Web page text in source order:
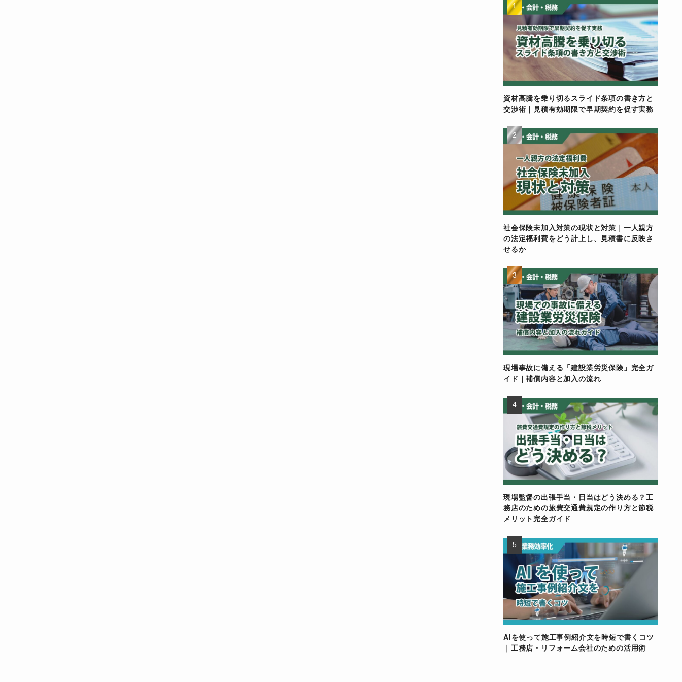
資材高騰を乗り切るスライド条項の書き方と
交渉術｜見積有効期限で早期契約を促す実務
社会保険未加入対策の現状と対策｜一人親方
の法定福利費をどう計上し、見積書に反映さ
せるか
現場事故に備える「建設業労災保険」完全ガ
イド｜補償内容と加入の流れ
現場監督の出張手当・日当はどう決める？工
務店のための旅費交通費規定の作り方と節税
メリット完全ガイド
AIを使って施工事例紹介文を時短で書くコツ
｜工務店・リフォーム会社のための活用術